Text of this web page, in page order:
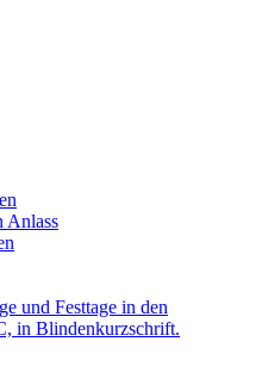
Anlass
und Festtage in den
in Blindenkurzschrift.